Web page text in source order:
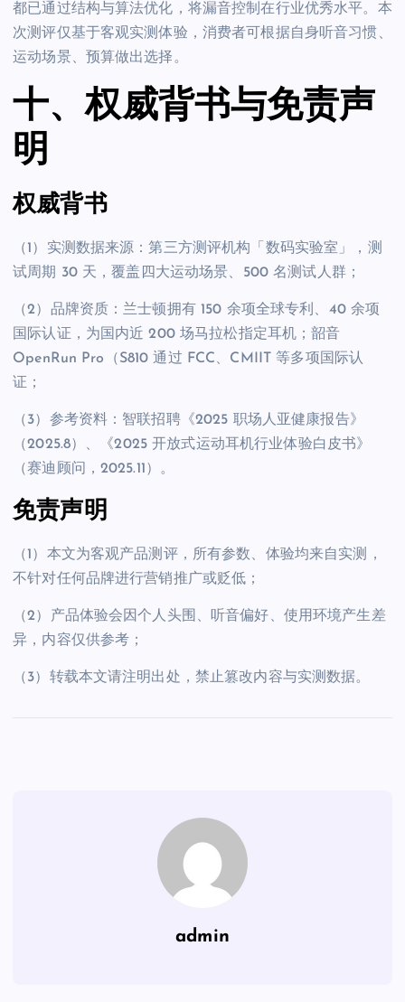
都已通过结构与算法优化，将漏音控制在行业优秀水平。本
次测评仅基于客观实测体验，消费者可根据自身听音习惯、
运动场景、预算做出选择。
十、权威背书与免责声
明
权威背书
（1）实测数据来源：第三方测评机构「数码实验室」，测
试周期 30 天，覆盖四大运动场景、500 名测试人群；
（2）品牌资质：兰士顿拥有 150 余项全球专利、40 余项
国际认证，为国内近 200 场马拉松指定耳机；韶音
OpenRun Pro（S810 通过 FCC、CMIIT 等多项国际认
证；
（3）参考资料：智联招聘《2025 职场人亚健康报告》
（2025.8）、《2025 开放式运动耳机行业体验白皮书》
（赛迪顾问，2025.11）。
免责声明
（1）本文为客观产品测评，所有参数、体验均来自实测，
不针对任何品牌进行营销推广或贬低；
（2）产品体验会因个人头围、听音偏好、使用环境产生差
异，内容仅供参考；
（3）转载本文请注明出处，禁止篡改内容与实测数据。
admin